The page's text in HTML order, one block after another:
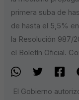
primera suba de
de hasta el 5,5%
la Resolución 987/
el Boletín Oficial.
El Gobierno